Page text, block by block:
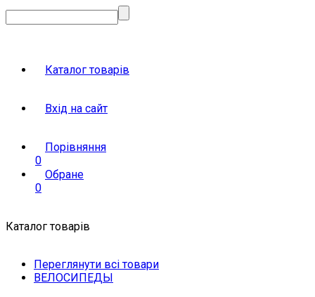
Каталог товарів
Вхід на сайт
Порівняння
0
Обране
0
Каталог товарів
Переглянути всі товари
ВЕЛОСИПЕДЫ